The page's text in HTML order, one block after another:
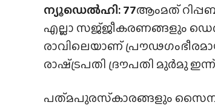
ന്യൂഡെൽഹി:77ആംമത്
എല്ലാ സജ്‌ജീകരണങ്ങളും
രാവിലെയാണ്
രാഷ്‍ട്രപതി ദ്രൗപതി മുർമു
പത്‌മപുരസ്‌കാരങ്ങളും